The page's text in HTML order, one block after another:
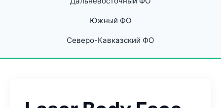
Южный ФО
Северо-Кавказский ФО